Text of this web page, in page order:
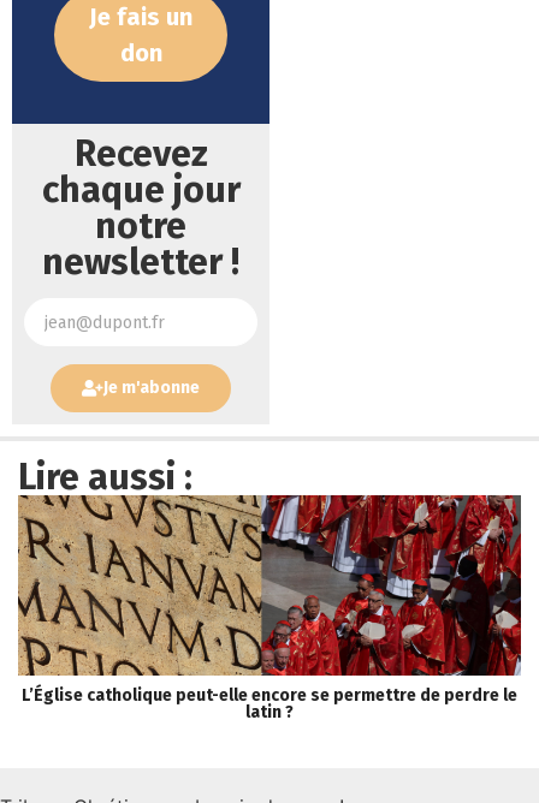
Je fais un
don
Recevez
chaque jour
notre
newsletter !
Je m'abonne
Lire aussi :
L’Église catholique peut-elle encore se permettre de perdre le
latin ?